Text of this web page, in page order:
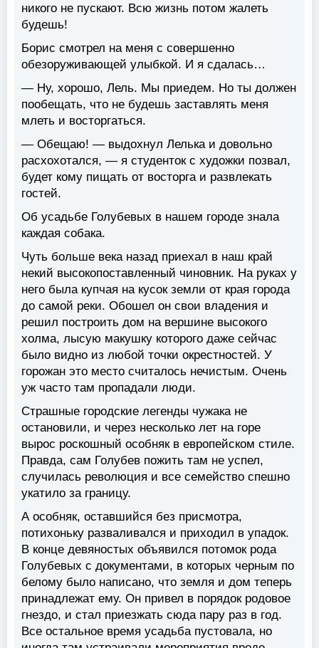
никого не пускают. Всю жизнь потом жалеть
будешь!
Борис смотрел на меня с совершенно
обезоруживающей улыбкой. И я сдалась…
— Ну, хорошо, Лель. Мы приедем. Но ты должен
пообещать, что не будешь заставлять меня
млеть и восторгаться.
— Обещаю! — выдохнул Лелька и довольно
расхохотался, — я студенток с художки позвал,
будет кому пищать от восторга и развлекать
гостей.
Об усадьбе Голубевых в нашем городе знала
каждая собака.
Чуть больше века назад приехал в наш край
некий высокопоставленный чиновник. На руках у
него была купчая на кусок земли от края города
до самой реки. Обошел он свои владения и
решил построить дом на вершине высокого
холма, лысую макушку которого даже сейчас
было видно из любой точки окрестностей. У
горожан это место считалось нечистым. Очень
уж часто там пропадали люди.
Страшные городские легенды чужака не
остановили, и через несколько лет на горе
вырос роскошный особняк в европейском стиле.
Правда, сам Голубев пожить там не успел,
случилась революция и все семейство спешно
укатило за границу.
А особняк, оставшийся без присмотра,
потихоньку разваливался и приходил в упадок.
В конце девяностых объявился потомок рода
Голубевых с документами, в которых черным по
белому было написано, что земля и дом теперь
принадлежат ему. Он привел в порядок родовое
гнездо, и стал приезжать сюда пару раз в год.
Все остальное время усадьба пустовала, но